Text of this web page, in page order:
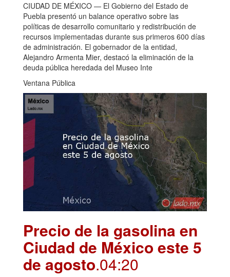
CIUDAD DE MÉXICO — El Gobierno del Estado de
Puebla presentó un balance operativo sobre las
políticas de desarrollo comunitario y redistribución de
recursos implementadas durante sus primeros 600 días
de administración. El gobernador de la entidad,
Alejandro Armenta Mier, destacó la eliminación de la
deuda pública heredada del Museo Inte
Ventana Pública
Precio de la gasolina en
Ciudad de México este 5
de agosto.04:20